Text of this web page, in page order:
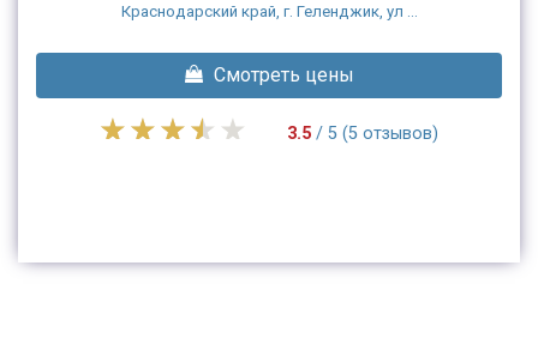
Краснодарский край, г. Геленджик, ул ...
Смотреть цены
3.5/ 5 (5 отзывов)